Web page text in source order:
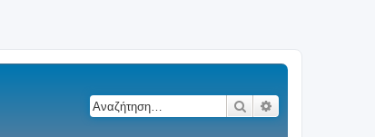
Αναζήτηση